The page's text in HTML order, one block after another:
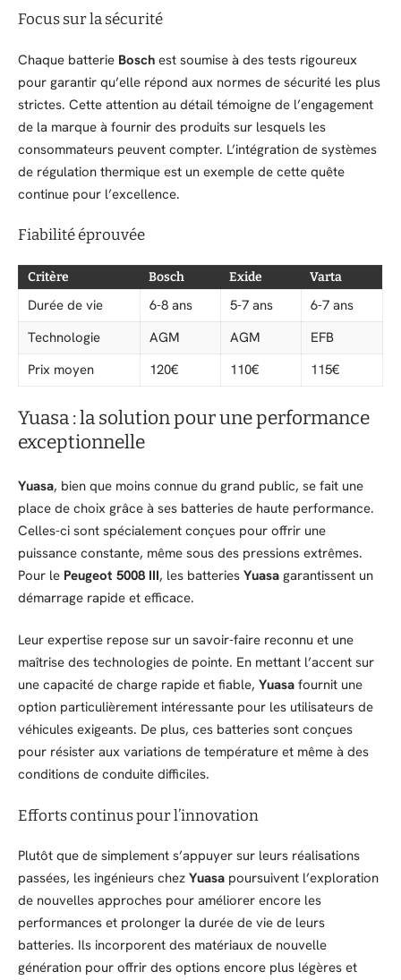
Focus sur la sécurité
Chaque batterie Bosch est soumise à des tests rigoureux
pour garantir qu’elle répond aux normes de sécurité les plus
strictes. Cette attention au détail témoigne de l’engagement
de la marque à fournir des produits sur lesquels les
consommateurs peuvent compter. L’intégration de systèmes
de régulation thermique est un exemple de cette quête
continue pour l’excellence.
Fiabilité éprouvée
Critère Bosch Exide Varta
Durée de vie 6-8 ans 5-7 ans
6-7 ans
Technologie
AGM AGM
EFB
Prix moyen
120€ 110€ 115€
Yuasa : la solution pour une performance
exceptionnelle
Yuasa, bien que moins connue du grand public, se fait une
place de choix grâce à ses batteries de haute performance.
Celles-ci sont spécialement conçues pour offrir une
puissance constante, même sous des pressions extrêmes.
Pour le Peugeot 5008 III, les batteries Yuasa garantissent un
démarrage rapide et efficace.
Leur expertise repose sur un savoir-faire reconnu et une
maîtrise des technologies de pointe. En mettant l’accent sur
une capacité de charge rapide et fiable, Yuasa fournit une
option particulièrement intéressante pour les utilisateurs de
véhicules exigeants. De plus, ces batteries sont conçues
pour résister aux variations de température et même à des
conditions de conduite difficiles.
Efforts continus pour l’innovation
Plutôt que de simplement s’appuyer sur leurs réalisations
passées, les ingénieurs chez Yuasa poursuivent l’exploration
de nouvelles approches pour améliorer encore les
performances et prolonger la durée de vie de leurs
batteries. Ils incorporent des matériaux de nouvelle
génération pour offrir des options encore plus légères et